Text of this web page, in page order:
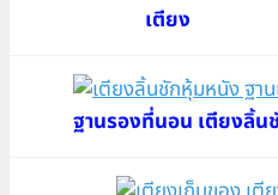
เตียง
ฐานรองที่นอน เตียงลิ้